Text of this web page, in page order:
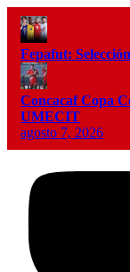
Fepafut:
Concacaf Copa
UMECIT
agosto 7, 2026